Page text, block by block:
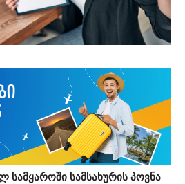
სამსახურის პოვნა